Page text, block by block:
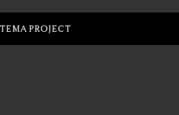
PROJECT